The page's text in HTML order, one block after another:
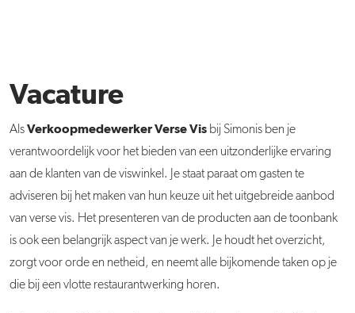
Vacature
AlsVerkoopmedewerker Verse Vis bij Simonis ben je
verantwoordelijk voor het bieden van een uitzonderlijke ervaring
aan de klanten van de viswinkel. Je staat paraat om gasten te
adviseren bij het maken van hun keuze uit het uitgebreide aanbod
van verse vis. Het presenteren van de producten aan de toonbank
is ook een belangrijk aspect van je werk. Je houdt het overzicht,
zorgt voor orde en netheid, en neemt alle bijkomende taken op je
die bij een vlotte restaurantwerking horen.